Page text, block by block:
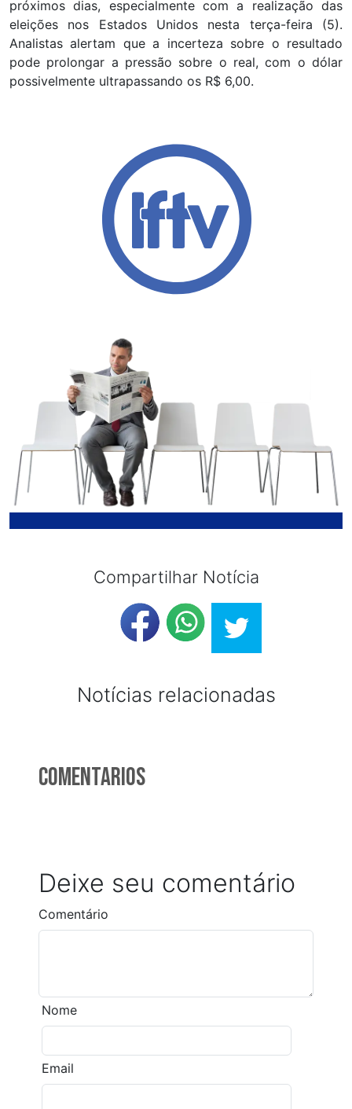
próximos dias, especialmente com a realização das
eleições nos Estados Unidos nesta terça-feira (5).
Analistas alertam que a incerteza sobre o resultado
pode prolongar a pressão sobre o real, com o dólar
possivelmente ultrapassando os R$ 6,00.
Compartilhar Notícia
Notícias relacionadas
Comentarios
Deixe seu comentário
Comentário
Nome
Email